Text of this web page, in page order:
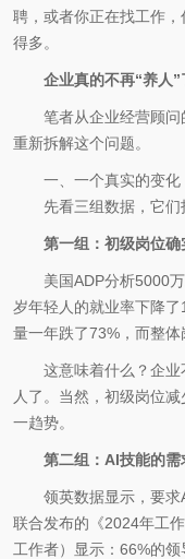
聘，或者你正在找工作
得多。
企业真的不再“养人
笔者从企业经营顾问
重新拆解这个问题。
一、一个真实的变
先看三组数据，它们
第一组：初级岗位确
美国ADP分析5000
岁年轻人的就业率下降
量一年跌了73%，而整体
这意味着什么？企业
人了。当然，初级岗位
一趋势。
第二组：AI技能的需
领英数据显示，要
联合发布的《2024年工
工作者）显示：66%的领